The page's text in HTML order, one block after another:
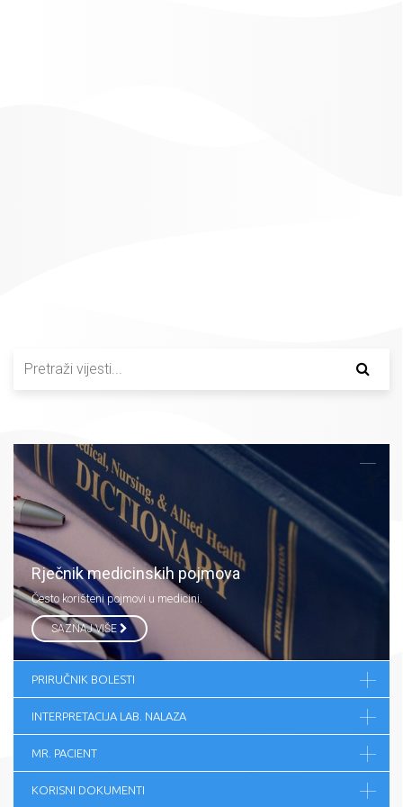
Rječnik medicinskih pojmova
Često korišteni pojmovi u medicini.
SAZNAJ VIŠE
PRIRUČNIK BOLESTI
INTERPRETACIJA LAB. NALAZA
MR. PACIENT
KORISNI DOKUMENTI